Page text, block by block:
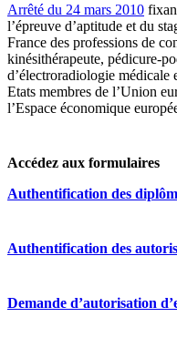
Arrêté du 24 mars 2010
l’épreuve d’aptitude et du
France des professions de
kinésithérapeute, pédicure-
d’électroradiologie médicale
Etats membres de l’Union
l’Espace économique
Accédez aux formulaires
Authentification des
Authentification des
Demande d’autorisation